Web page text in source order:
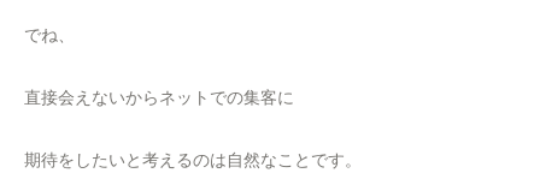
でね、
直接会えないからネットでの集客に
期待をしたいと考えるのは自然なことです。